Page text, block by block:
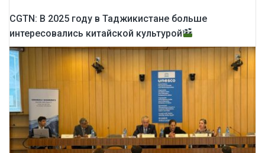
CGTN: В 2025 году в Таджикистане больше
интересовались китайской культурой